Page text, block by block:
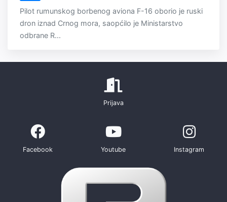
Pilot rumunskog borbenog aviona F-16 oborio je ruski
dron iznad Crnog mora, saopćilo je Ministarstvo
odbrane R...
Prijava
Facebook Youtube Instagram